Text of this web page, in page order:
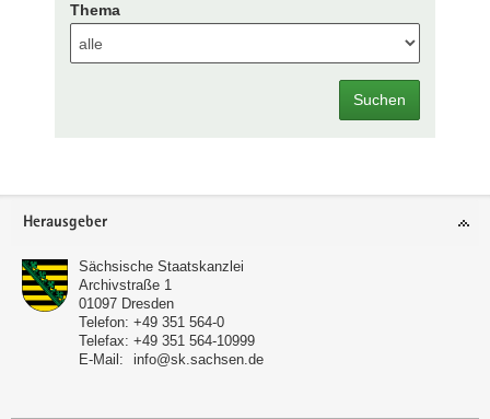
Thema
Suchen
Footer-
Herausgeber
Sächsische Staatskanzlei
Archivstraße 1
01097 Dresden
Telefon: +49 351 564-0
Telefax: +49 351 564-10999
E-Mail:
info@sk.sachsen.de